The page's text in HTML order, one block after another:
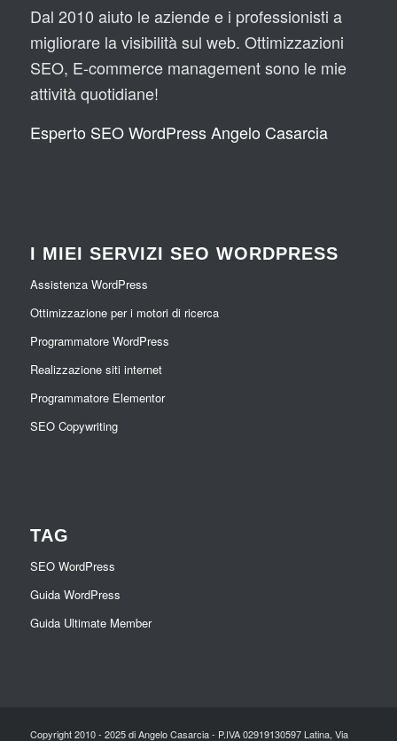
Dal 2010 aiuto le aziende e i professionisti a
migliorare la visibilità sul web. Ottimizzazioni
SEO, E-commerce management sono le mie
attività quotidiane!
Esperto SEO WordPress Angelo Casarcia
I MIEI SERVIZI SEO WORDPRESS
Assistenza WordPress
Ottimizzazione per i motori di ricerca
Programmatore WordPress
Realizzazione siti internet
Programmatore Elementor
SEO Copywriting
TAG
SEO WordPress
Guida WordPress
Guida Ultimate Member
Copyright 2010 - 2025 di Angelo Casarcia - P.IVA 02919130597 Latina, Via